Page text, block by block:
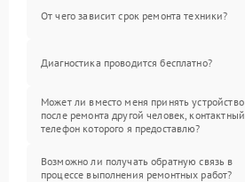
От чего зависит срок ремонта техники?
Диагностика проводится бесплатно?
Может ли вместо меня принять устройство
после ремонта другой человек, контактный
телефон которого я предоставлю?
Возможно ли получать обратную связь в
процессе выполнения ремонтных работ?